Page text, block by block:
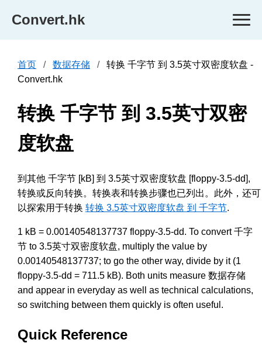
Convert.hk
首页 数据存储
转换 千字节 到 3.5英寸双密度软盘 -
Convert.hk
转换 千字节 到 3.5英寸双密
度软盘
到其他 千字节 [kB] 到 3.5英寸双密度软盘 [floppy-3.5-dd],
转换或反向转换。转换表和转换步骤也已列出。此外，还可
以探索用于转换 转换 3.5英寸双密度软盘 到 千字节.
1 kB = 0.00140548137737 floppy-3.5-dd. To convert 千字
节 to 3.5英寸双密度软盘, multiply the value by
0.00140548137737; to go the other way, divide by it (1
floppy-3.5-dd = 711.5 kB). Both units measure 数据存储
and appear in everyday as well as technical calculations,
so switching between them quickly is often useful.
Quick Reference